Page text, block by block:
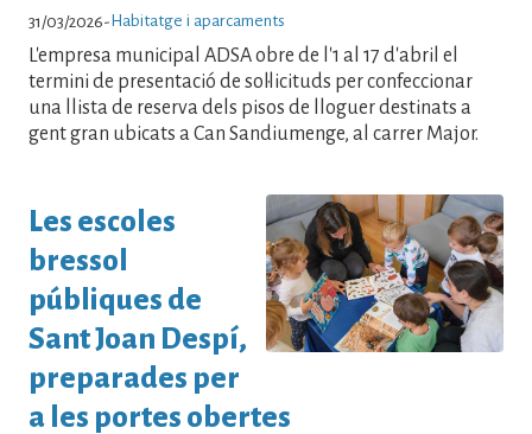
31/03/2026- Habitatge i aparcaments
L'empresa municipal ADSA obre de l'1 al 17 d'abril el
termini de presentació de sol·licituds per confeccionar
una llista de reserva dels pisos de lloguer destinats a
gent gran ubicats a Can Sandiumenge, al carrer Major.
Les escoles
bressol
públiques de
Sant Joan Despí,
preparades per
a les portes obertes